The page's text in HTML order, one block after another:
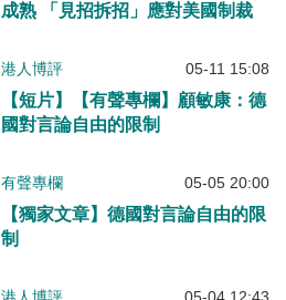
成熟 「見招拆招」應對美國制裁
港人博評 05-11 15:08
【短片】【有聲專欄】顧敏康：德
國對言論自由的限制
有聲專欄 05-05 20:00
【獨家文章】德國對言論自由的限
制